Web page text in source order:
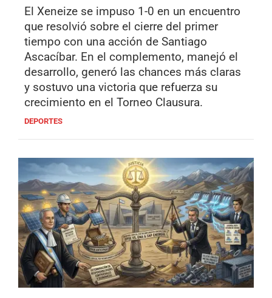
El Xeneize se impuso 1-0 en un encuentro
que resolvió sobre el cierre del primer
tiempo con una acción de Santiago
Ascacíbar. En el complemento, manejó el
desarrollo, generó las chances más claras
y sostuvo una victoria que refuerza su
crecimiento en el Torneo Clausura.
DEPORTES